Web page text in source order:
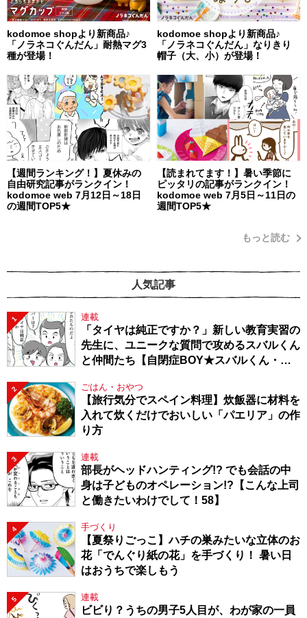
kodomoe shopより新商品♪
「ノラネコぐんだん」耐熱マグ3
種が登場！
kodomoe shopより新商品♪
「ノラネコぐんだん」なりきり
帽子（大、小）が登場！
【週間ランキング！】夏休みの
自由研究記事がランクイン！
kodomoe web 7月12日～18日
の週間TOP5★
【読まれてます！】暑い季節に
ピッタリの記事がランクイン！
kodomoe web 7月5日～11日の
週間TOP5★
もっと読む
人気記事
1 連載
「タイヤは純正ですか？」新しい教育実習の
先生に、ユニークな質問で攻めるスバルくん
と仲間たち【自閉症BOY★スバルくん・
2 ごはん・おやつ
【旅行気分でスペイン料理】炊飯器に材料を
入れて炊くだけでおいしい「パエリア」の作
り方
3 連載
部長がヘッドハンティング!? でも会話の中
身は子どものオペレーション!?【こんな上司
と働きたいわけでして！58】
4 手づくり
【夏祭りごっこ】ハチの巣みたいな立体のお
花「でんぐり紙の花」を手づくり！ 暑い日
はおうちで楽しもう
5 連載
ビビり？うちの男子5人目が、わが家の一員